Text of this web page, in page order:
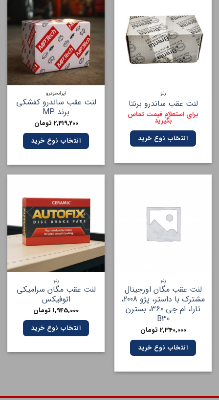
لنت عقب ساندرو برنتا
برای استعلام قیمت تماس
بگیرید
انتخاب نوع خرید
ایرانخودرو
لنت عقب ساندرو کفشکی
برند MP
2,419,200تومان
انتخاب نوع خرید
لنت عقب مگان اورجینال
مشترک با داستر، پژو 2008،
تارا، ام جی 360، بسترن
B30
2,340,000تومان
انتخاب نوع خرید
لنت عقب مگان سرامیکی
اتوفیکس
1,945,000تومان
انتخاب نوع خرید